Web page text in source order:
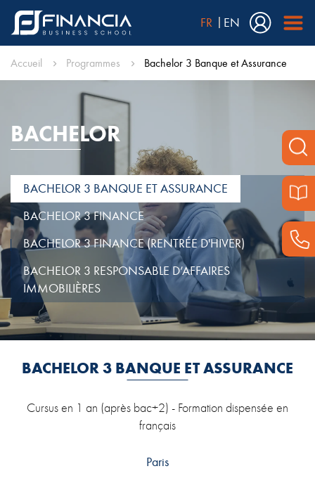
FR EN
Accueil Programmes Bachelor 3 Banque et Assurance
BACHELOR
BACHELOR 3 BANQUE ET ASSURANCE
BACHELOR 3 FINANCE
BACHELOR 3 FINANCE (RENTRÉE D'HIVER)
BACHELOR 3 RESPONSABLE D’AFFAIRES
IMMOBILIÈRES
BACHELOR 3 BANQUE ET ASSURANCE
Cursus en 1 an (après bac+2) - Formation dispensée en
français
Paris